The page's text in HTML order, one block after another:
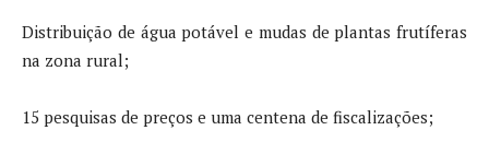
Distribuição de água potável e mudas de plantas frutíferas
na zona rural;
15 pesquisas de preços e uma centena de fiscalizações;